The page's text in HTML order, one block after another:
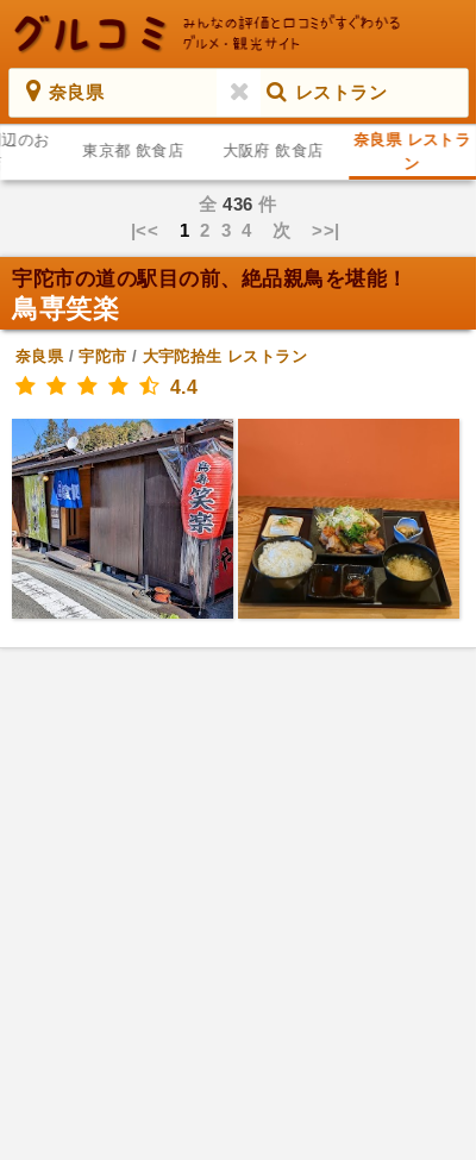
奈良県 レストラン
のお
東京都 飲食店 大阪府 飲食店
奈良県 レストラ
ン
全436 件
|<< 12 3 4 次 >>|
宇陀市の道の駅目の前、絶品親鳥を堪能！
鳥専笑楽
奈良県/宇陀市 / 大宇陀拾生 レストラン
4.4